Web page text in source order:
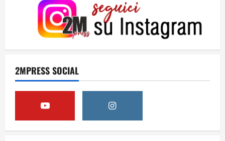
2MPRESS SOCIAL
4
16 Luglio 2026
5
15 Luglio 2026
A Sergio, dal ragazzo furbo